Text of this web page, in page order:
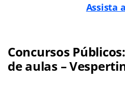
Assista
Concursos
de aulas –